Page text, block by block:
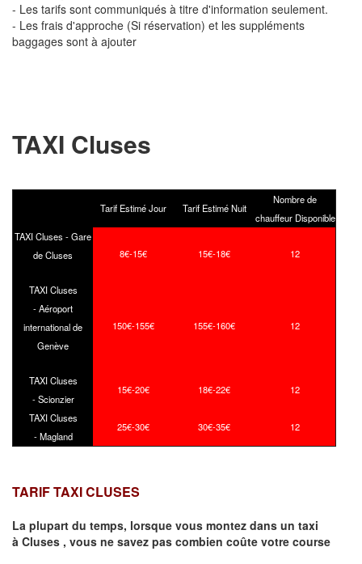
- Les tarifs sont communiqués à titre d'information seulement.
- Les frais d'approche (Si réservation) et les suppléments
baggages sont à ajouter
TAXI Cluses
Tarif Estimé Jour Tarif Estimé Nuit
Nombre de
chauffeur Disponible
TAXI Cluses - Gare
de Cluses
8€-15€ 15€-18€ 12
TAXI Cluses
- Aéroport
international de
Genève
150€-155€ 155€-160€ 12
TAXI Cluses
- Scionzier
15€-20€ 18€-22€ 12
TAXI Cluses
- Magland
25€-30€ 30€-35€ 12
TARIF TAXI CLUSES
La plupart du temps, lorsque vous montez dans un taxi
à Cluses , vous ne savez pas combien coûte votre course